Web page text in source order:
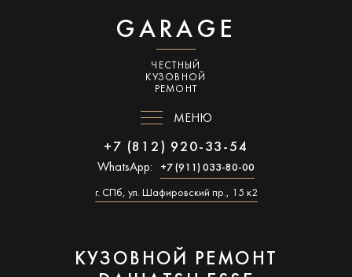
GARAGE
ЧЕСТНЫЙ
КУЗОВНОЙ
РЕМОНТ
МЕНЮ
+7 (812) 920-33-54
WhatsApp: +7 (911) 033-80-00
г. СПб, ул. Шафировский пр., 15 к2
КУЗОВНОЙ РЕМОНТ